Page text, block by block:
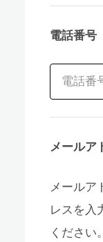
電話番号
メールア
メールア
レスを入
ください。